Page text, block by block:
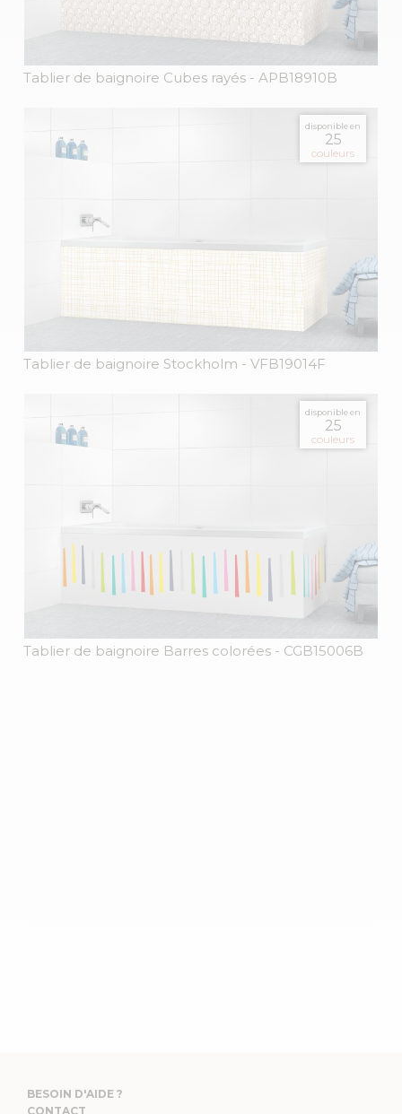
Tablier de baignoire Cubes rayés - APB18910B
disponible en
25
couleurs
Tablier de baignoire Stockholm - VFB19014F
disponible en
25
couleurs
Tablier de baignoire Barres colorées - CGB15006B
BESOIN D'AIDE ?
CONTACT